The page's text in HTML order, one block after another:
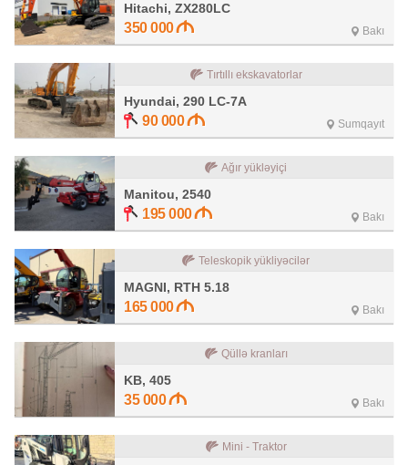
Hitachi, ZX280LC
350 000 Bakı
Tırtıllı ekskavatorlar
Hyundai, 290 LC-7A
90 000 Sumqayıt
Ağır yükləyiçi
Manitou, 2540
195 000 Bakı
Teleskopik yükliyəcilər
MAGNI, RTH 5.18
165 000 Bakı
Qüllə kranları
KB, 405
35 000 Bakı
Mini - Traktor